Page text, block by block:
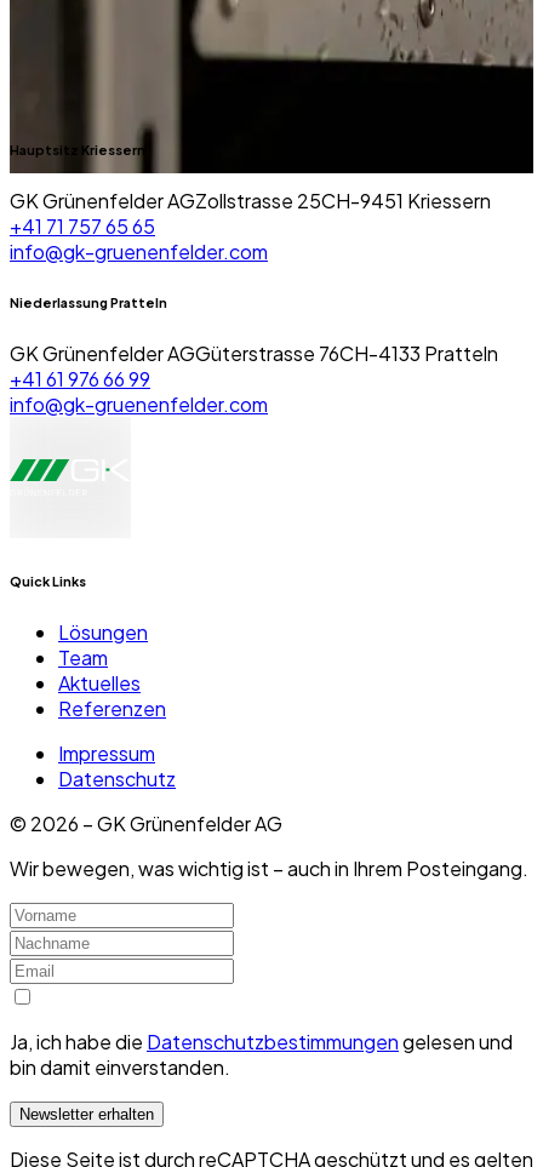
Hauptsitz Kriessern
GK Grünenfelder AGZollstrasse 25CH-9451 Kriessern
+41 71 757 65 65
info@gk-gruenenfelder.com
Niederlassung Pratteln
GK Grünenfelder AGGüterstrasse 76CH-4133 Pratteln
+41 61 976 66 99
info@gk-gruenenfelder.com
Quick Links
Lösungen
Team
Aktuelles
Referenzen
Impressum
Datenschutz
© 2026 – GK Grünenfelder AG
Wir bewegen, was wichtig ist – auch in Ihrem Posteingang.
Ja, ich habe die Datenschutzbestimmungengelesen und
bin damit einverstanden.
Newsletter erhalten
Diese Seite ist durch reCAPTCHA geschützt und es gelten